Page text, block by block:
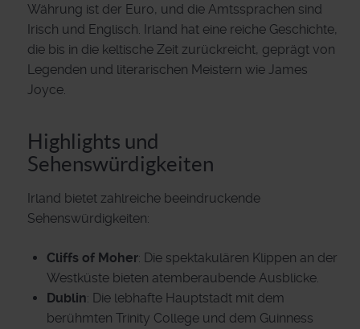
Währung ist der Euro, und die Amtssprachen sind
Irisch und Englisch. Irland hat eine reiche Geschichte,
die bis in die keltische Zeit zurückreicht, geprägt von
Legenden und literarischen Meistern wie James
Joyce.
Highlights und
Sehenswürdigkeiten
Irland bietet zahlreiche beeindruckende
Sehenswürdigkeiten:
Cliffs of Moher: Die spektakulären Klippen an der
Westküste bieten atemberaubende Ausblicke.
Dublin: Die lebhafte Hauptstadt mit dem
berühmten Trinity College und dem Guinness